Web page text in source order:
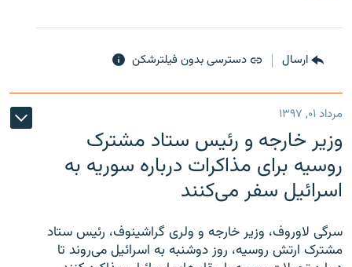
ارسال دسترسی بدون فیلترشکن
مرداد ۰۱, ۱۳۹۷
وزیر خارجه و رئیس‌ ستاد مشترک
روسیه برای مذاکرات درباره سوریه به
اسرائیل سفر می‌کنند
سرگی لاوروف، وزیر خارجه و ولری گراشینوف، رئیس ستاد
مشترک ارتش روسیه، روز دوشنبه به اسرائیل می‌روند تا